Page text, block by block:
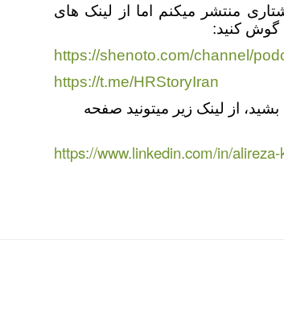
منتشر میکنم اما از لینک های
گوش کنید:
https://shenoto.com/channel/
https://t.me/HRStoryIran
از لینک زیر میتونید صفحه
https://www.linkedin.com/in/